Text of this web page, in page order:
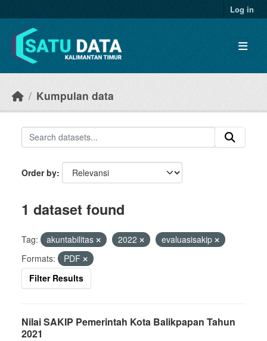
Log in
Kumpulan data
Order by
1 dataset found
Tag: akuntabilitas 2022
evaluasisakip
Formats:
PDF
Filter Results
Nilai SAKIP Pemerintah Kota Balikpapan Tahun
2021